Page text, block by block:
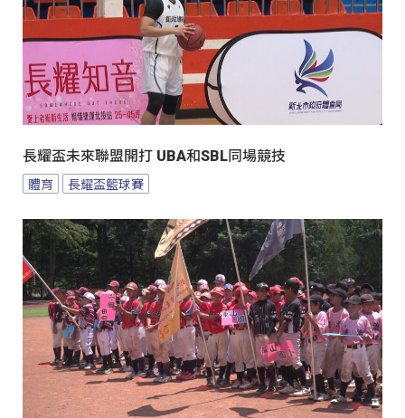
長耀盃未來聯盟開打 UBA和SBL同場競技
體育 長耀盃籃球賽